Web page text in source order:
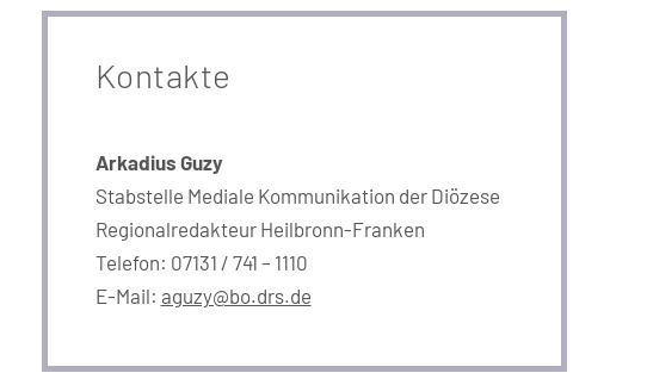
Kontakte
Arkadius Guzy
Stabstelle Mediale Kommunikation der Diözese
Regionalredakteur Heilbronn-Franken
Telefon: 07131 / 741 – 1110
E-Mail: aguzy@bo.drs.de